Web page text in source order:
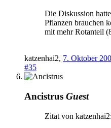
Die Diskussion
Pflanzen brauchen
mit mehr Rotanteil
katzenhai2, 7. Oktober
#35
Ancistrus Guest
Zitat von katzenhai2: